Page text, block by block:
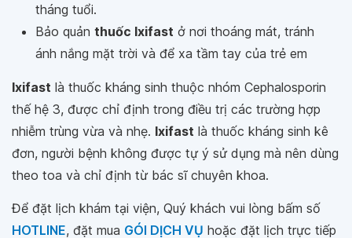
tháng tuổi.
Bảo quản thuốc Ixifast ở nơi thoáng mát, tránh
ánh nắng mặt trời và để xa tầm tay của trẻ em
Ixifast là thuốc kháng sinh thuộc nhóm Cephalosporin
thế hệ 3, được chỉ định trong điều trị các trường hợp
nhiễm trùng vừa và nhẹ. Ixifast là thuốc kháng sinh kê
đơn, người bệnh không được tự ý sử dụng mà nên dùng
theo toa và chỉ định từ bác sĩ chuyên khoa.
Để đặt lịch khám tại viện, Quý khách vui lòng bấm số
HOTLINE, đặt mua GÓI DỊCH VỤ hoặc đặt lịch trực tiếp